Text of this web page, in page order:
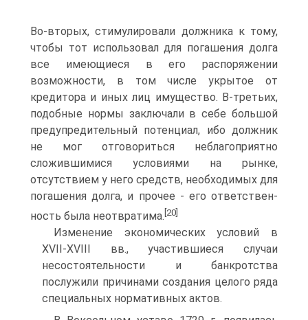
Во-вторых, стимулировали должника к тому,
чтобы тот использовал для погашения долга
все имеющиеся в его распо­ряжении
возможности, в том числе укрытое от
кредитора и иных лиц имущество. В-третьих,
подобные нормы заключали в себе большой
пре­дупредительный потенциал, ибо должник
не мог отговориться неблаго­приятно
сложившимися условиями на рынке,
отсутствием у него средств, необходимых для
погашения долга, и прочее - его ответствен­
ность была неотвратима. [20]
Изменение экономических условий в
XVII-XVIII вв., участившие­ся случаи
несостоятельности и банкротства
послужили причинами соз­дания целого ряда
специальных нормативных актов.